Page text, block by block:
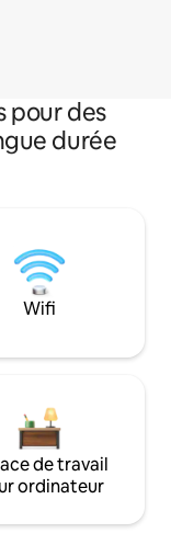
pour des
durée
Wifi
de travail
ordinateur